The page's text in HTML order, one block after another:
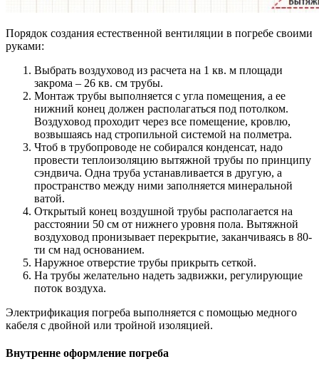
Порядок создания естественной вентиляции в погребе своими
руками:
Выбрать воздуховод из расчета на 1 кв. м площади
закрома – 26 кв. см трубы.
Монтаж трубы выполняется с угла помещения, а ее
нижний конец должен располагаться под потолком.
Воздуховод проходит через все помещение, кровлю,
возвышаясь над стропильной системой на полметра.
Чтоб в трубопроводе не собирался конденсат, надо
провести теплоизоляцию вытяжной трубы по принципу
сэндвича. Одна труба устанавливается в другую, а
пространство между ними заполняется минеральной
ватой.
Открытый конец воздушной трубы располагается на
расстоянии 50 см от нижнего уровня пола. Вытяжной
воздуховод пронизывает перекрытие, заканчиваясь в 80-
ти см над основанием.
Наружное отверстие трубы прикрыть сеткой.
На трубы желательно надеть задвижки, регулирующие
поток воздуха.
Электрификация погреба выполняется с помощью медного
кабеля с двойной или тройной изоляцией.
Внутренне оформление погреба